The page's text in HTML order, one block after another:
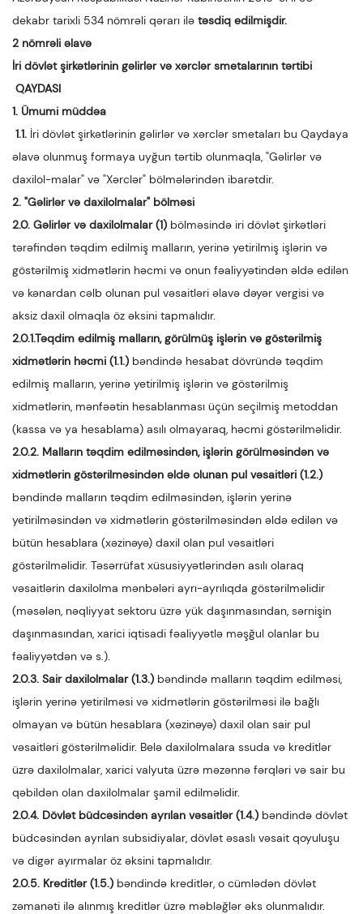
dekabr tarixli 534 nömrəli qərarı ilə təsdiq edilmişdir.
2 nömrəli əlavə
İri dövlət şirkətlərinin gəlirlər və xərclər smetalarının tərtibi
QAYDASI
1. Ümumi müddəa
1.1. İri dövlət şirkətlərinin gəlirlər və xərclər smetaları bu Qaydaya
əlavə olunmuş formaya uyğun tərtib olunmaqla, "Gəlirlər və
daxilol-malar" və "Xərclər" bölmələrindən ibarətdir.
2. "Gəlirlər və daxilolmalar" bölməsi
2.0. Gəlirlər və daxilolmalar (1) bölməsində iri dövlət şirkətləri
tərəfindən təqdim edilmiş malların, yerinə yetirilmiş işlərin və
göstərilmiş xidmətlərin həcmi və onun fəaliyyətindən əldə edilən
və kənardan cəlb olunan pul vəsaitləri əlavə dəyər vergisi və
aksiz daxil olmaqla öz əksini tapmalıdır.
2.0.1.Təqdim edilmiş malların, görülmüş işlərin və göstərilmiş
xidmətlərin həcmi (1.1.) bəndində hesabat dövründə təqdim
edilmiş malların, yerinə yetirilmiş işlərin və göstərilmiş
xidmətlərin, mənfəətin hesablanması üçün seçilmiş metoddan
(kassa və ya hesablama) asılı olmayaraq, həcmi göstərilməlidir.
2.0.2. Malların təqdim edilməsindən, işlərin görülməsindən və
xidmətlərin göstərilməsindən əldə olunan pul vəsaitləri (1.2.)
bəndində malların təqdim edilməsindən, işlərin yerinə
yetirilməsindən və xidmətlərin göstərilməsindən əldə edilən və
bütün hesablara (xəzinəyə) daxil olan pul vəsaitləri
göstərilməlidir. Təsərrüfat xüsusiyyətlərindən asılı olaraq
vəsaitlərin daxilolma mənbələri ayrı-ayrılıqda göstərilməlidir
(məsələn, nəqliyyat sektoru üzrə yük daşınmasından, sərnişin
daşınmasından, xarici iqtisadi fəaliyyətlə məşğul olanlar bu
fəaliyyətdən və s.).
2.0.3. Sair daxilolmalar (1.3.) bəndində malların təqdim edilməsi,
işlərin yerinə yetirilməsi və xidmətlərin göstərilməsi ilə bağlı
olmayan və bütün hesablara (xəzinəyə) daxil olan sair pul
vəsaitləri göstərilməlidir. Belə daxilolmalara ssuda və kreditlər
üzrə daxilolmalar, xarici valyuta üzrə məzənnə fərqləri və sair bu
qəbildən olan daxilolmalar şamil edilməlidir.
2.0.4. Dövlət büdcəsindən ayrılan vəsaitlər (1.4.) bəndində dövlət
büdcəsindən ayrılan subsidiyalar, dövlət əsaslı vəsait qoyuluşu
və digər ayırmalar öz əksini tapmalıdır.
2.0.5. Kreditlər (1.5.) bəndində kreditlər, o cümlədən dövlət
zəmanəti ilə alınmış kreditlər üzrə məbləğlər əks olunmalıdır.